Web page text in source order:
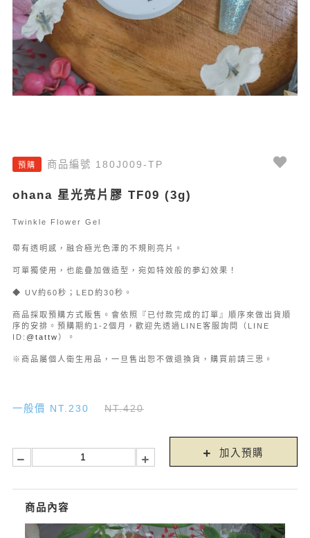
預購 商品編號 180J009-TP
ohana 星光亮片膠 TF09 (3g)
Twinkle Flower Gel
帶有透明感，融合極光色澤的不規則亮片。
可單獨使用，也能疊加做造型，宛如特效般的夢幻效果！
◆ UV約60秒；LED約30秒。
商品採取預購方式販售。會依照『已付款完成的訂單』順序來做出貨順
序的安排。預購期約1-2個月，歡迎先透過LINE客服詢問（LINE
ID: @tattw ）。
※商品屬個人衛生用品，一旦售出恕不做退換貨，購買前請三思。
一般價 NT.230 NT.420
加入預購
商品內容